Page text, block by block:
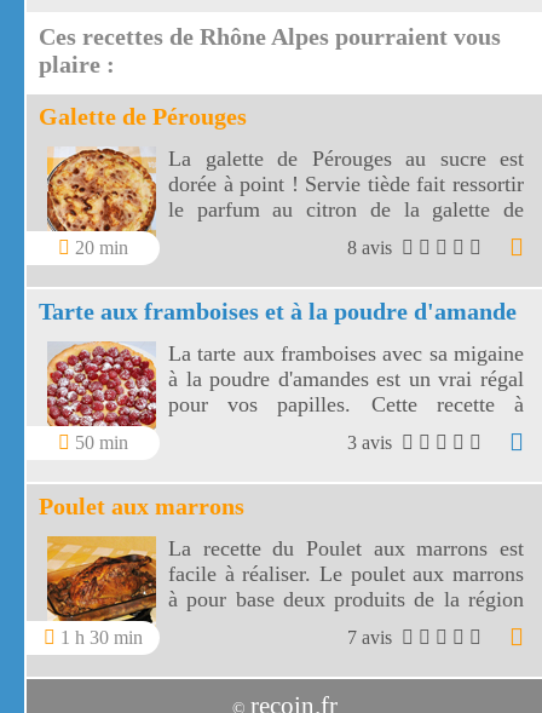
Ces recettes de Rhône Alpes pourraient vous
plaire :
Galette de Pérouges
20 min
La galette de Pérouges au sucre est
dorée à point ! Servie tiède fait ressortir
le parfum au citron de la galette de
8 avis
Tarte aux framboises et à la poudre d'amande
50 min
La tarte aux framboises avec sa migaine
à la poudre d'amandes est un vrai régal
pour vos papilles. Cette recette à
l'ancienne, très appétissante, va réveiller
en vous un élan de gourmandise.
3 avis
Poulet aux marrons
1 h 30 min
La recette du Poulet aux marrons est
facile à réaliser. Le poulet aux marrons
à pour base deux produits de la région
Rhône Alpes, le poulet de Bresse et les
7 avis
© recoin.fr